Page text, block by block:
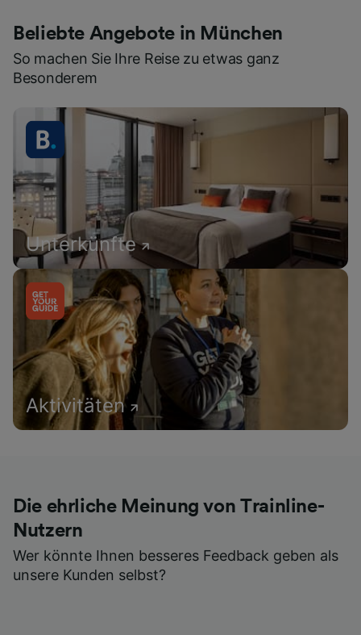
Beliebte Angebote in München
So machen Sie Ihre Reise zu etwas ganz
Besonderem
Unterkünfte
Aktivitäten
Die ehrliche Meinung von Trainline-
Nutzern
Wer könnte Ihnen besseres Feedback geben als
unsere Kunden selbst?